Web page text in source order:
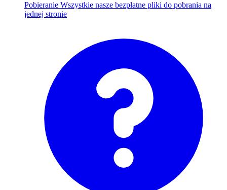
Pobieranie Wszystkie nasze bezpłatne pliki do pobrania na
jednej stronie